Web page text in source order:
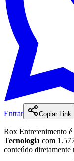
Entrar Copiar Link
Rox Entretenimento é
Tecnologia com
conteúdo diretamente